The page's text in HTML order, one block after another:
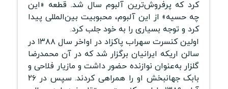
کرد که پرفروش‌ترین آلبوم سال شد. قطعه «این
چه حسیه» از این آلبوم، محبوبیت بین‌المللی پیدا
کرد و توجه بسیاری را به خود جلب کرد.
اولین کنسرت سهراب پاکزاد در اواخر سال ۱۳۸۸ در
سالن اریکه ایرانیان برگزار شد که در آن محمدرضا
گلزار به‌عنوان نوازنده حضور داشت و مازیار فلاحی و
بابک جهانبخش او را همراهی کردند. سپس در ۲۶